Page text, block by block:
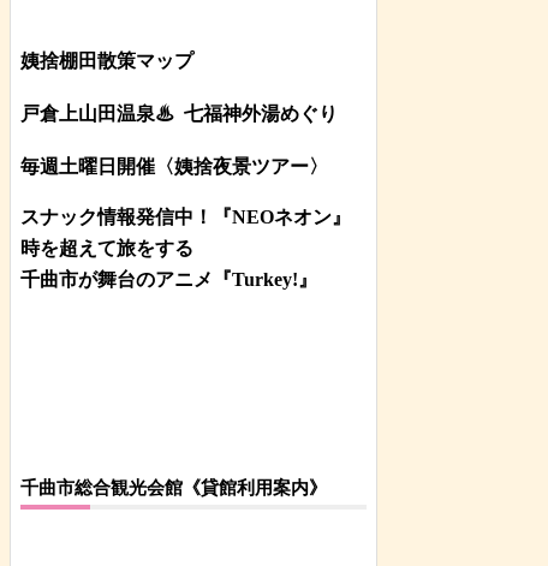
姨捨棚田散策マップ
戸倉上山田温泉♨ 七福神外湯めぐり
毎週土曜日開催〈姨捨夜景ツアー〉
スナック情報発信中！『NEOネオン』
時を超えて旅をする
千曲市が舞台のアニメ『Turkey!』
千曲市総合観光会館《貸館利用案内》